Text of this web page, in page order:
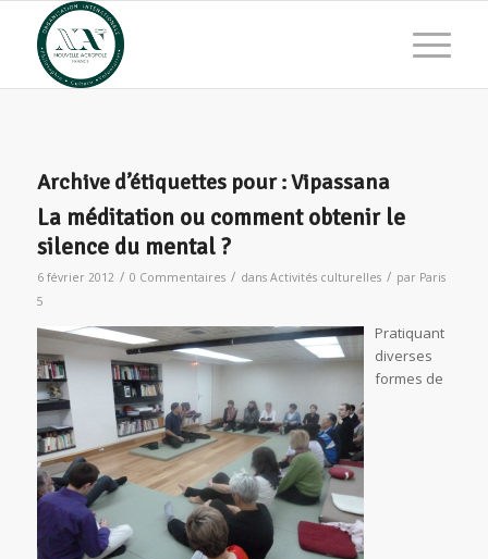
Archive d’étiquettes pour :Vipassana
La méditation ou comment obtenir le
silence du mental ?
6 février 2012 / 0 Commentaires / dans Activités culturelles / par Paris
5
Pratiquant
diverses
formes de